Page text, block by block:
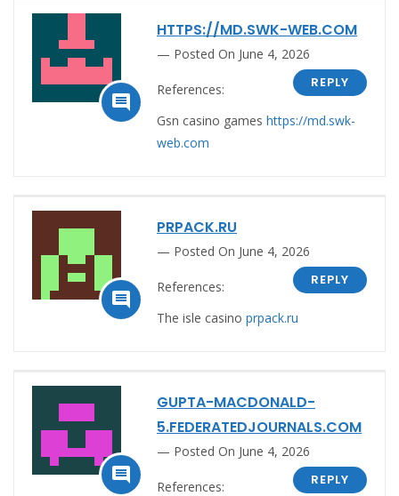

HTTPS://MD.SWK-WEB.COM
Posted On June 4, 2026
REPLY
References:
Gsn casino games https://md.swk-
web.com

PRPACK.RU
Posted On June 4, 2026
REPLY
References:
The isle casino prpack.ru

GUPTA-MACDONALD-
5.FEDERATEDJOURNALS.COM
Posted On June 4, 2026
REPLY
References: